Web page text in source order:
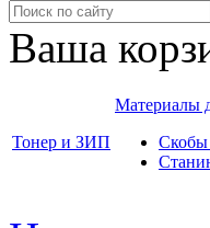
Ваша
Тонер и ЗИП
Материалы
Скобы